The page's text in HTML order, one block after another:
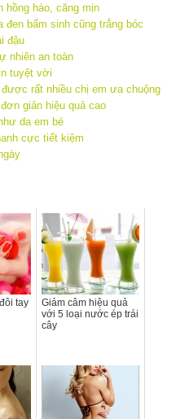
hồng hào, căng mịn
đen bẩm sinh cũng trắng bóc
đậu
nhiên an toàn
tuyệt vời
rất nhiều chị em ưa chuộng
giản hiệu quả cao
da em bé
cực tiết kiệm
tay
Giảm câm hiệu quả
với 5 loại nước ép trái
cây